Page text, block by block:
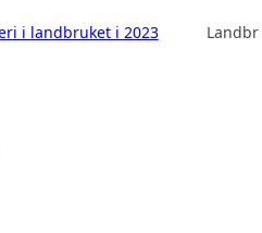
i landbruket i 2023